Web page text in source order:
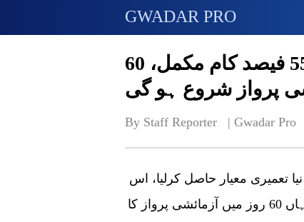
GWADAR PRO
نیو گوادر انٹرنیشنل ایئرپورٹ پر 55 فیصد کام مکمل، 60
پرواز شروع ہو گی
By Staff Reporter   | Gwadar Pro
نیا تعمیری معیار حاصل کرلیا، اس
کا کثیر سطح کا 55 فیصد کام مکمل ہوچکا ہے اور یہاں 60 روز میں آزمائشی پرواز کا